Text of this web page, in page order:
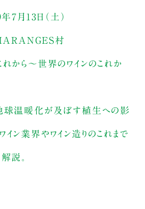
月13日（土）
村
れから～世界のワインのこれか
球温暖化が及ぼす植生への影
イン業界やワイン造りのこれまで
説。